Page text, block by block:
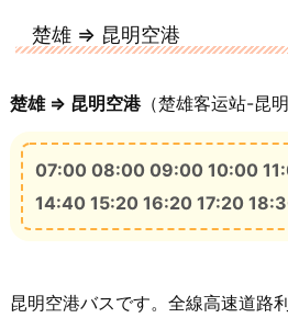
40元
昆明汽车
中型中
楚雄
中型中级
楚雄 ⇒ 昆明空港
楚雄 ⇒ 昆明空港（楚雄客运站-昆
07:00 08:00 09:00 10:00
14:40 15:20 16:20 17:20
昆明空港バスです。全線高速道路